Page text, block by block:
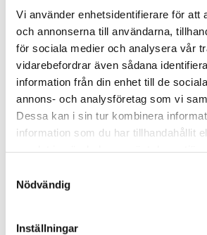
Vi använder enhetsidentifierare för att
och annonserna till användarna,
för sociala medier och analysera vår
vidarebefordrar även sådana
information från din enhet till de
annons- och analysföretag som vi
Dessa kan i sin tur kombinera
information som du har tillhandahållit
Nödvändig
Inställningar
STÄLL EN FRÅGA OM
Omdömen
Du